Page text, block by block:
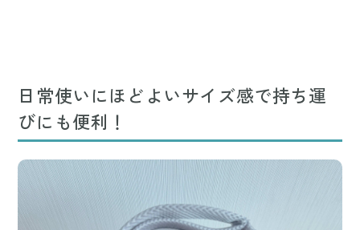
日常使いにほどよいサイズ感で持ち運
びにも便利！